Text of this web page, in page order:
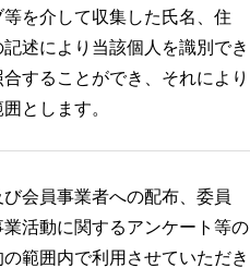
を介して収集した氏名、住
述により当該個人を識別でき
することができ、それにより
とします。
会員事業者への配布、委員
活動に関するアンケート等の
範囲内で利用させていただき